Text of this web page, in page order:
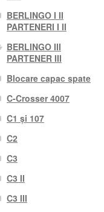
BERLINGO I II
PARTENERI I II
BERLINGO III
PARTENER III
Blocare capac spate
C-Crosser 4007
C1 și 107
C2
C3
C3 II
C3 III